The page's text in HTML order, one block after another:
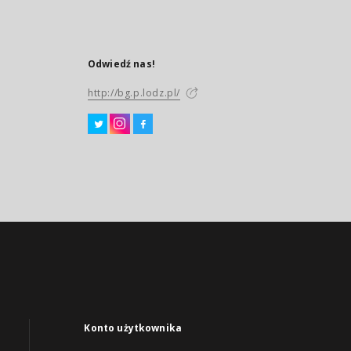
Odwiedź nas!
http://bg.p.lodz.pl/
Konto użytkownika